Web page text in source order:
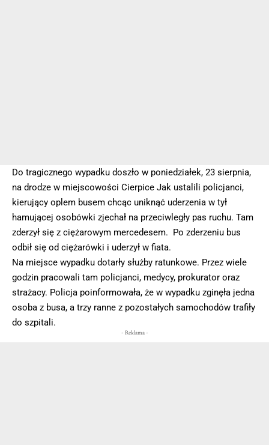
Do tragicznego wypadku doszło w poniedziałek, 23 sierpnia,
na drodze w miejscowości Cierpice Jak ustalili policjanci,
kierujący oplem busem chcąc uniknąć uderzenia w tył
hamującej osobówki zjechał na przeciwległy pas ruchu. Tam
zderzył się z ciężarowym mercedesem. Po zderzeniu bus
odbił się od ciężarówki i uderzył w fiata.
Na miejsce wypadku dotarły służby ratunkowe. Przez wiele
godzin pracowali tam policjanci, medycy, prokurator oraz
strażacy. Policja poinformowała, że w wypadku zginęła jedna
osoba z busa, a trzy ranne z pozostałych samochodów trafiły
do szpitali.
- Reklama -